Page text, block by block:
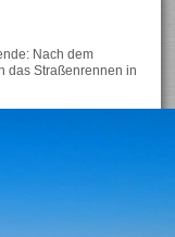
Nach dem
das Straßenrennen in